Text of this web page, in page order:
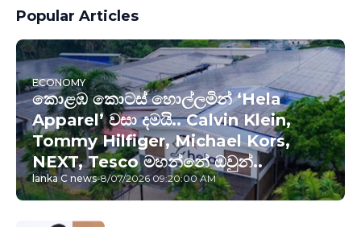
Popular Articles
ECONOMY
කොළඹ කොටස් හොල්ලමින් ‘Hela
Apparel’ වසා දමයි.. Calvin Klein,
Tommy Hilfiger, Michael Kors,
NEXT, Tesco මහන්නේ ඔවුන්..
lanka C news-8/07/2026 09:20:00 AM